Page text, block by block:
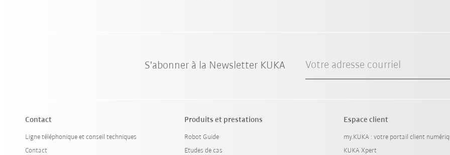
S'abonner à la Newsletter KUKA Votre adresse courriel
Contact
Ligne téléphonique et conseil techniques
Contact
Produits et prestations
Robot Guide
Etudes de cas
Espace client
my.KUKA : votre portail client
KUKA Xpert